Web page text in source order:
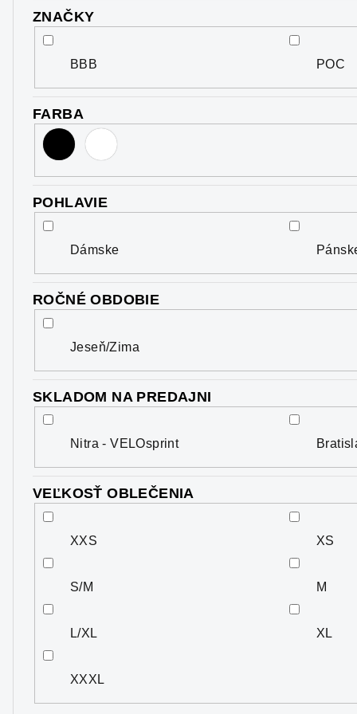
ZNAČKY
BBB POC
FARBA
POHLAVIE
Dámske
ROČNÉ OBDOBIE
Jeseň/Zima
SKLADOM NA PREDAJNI
Nitra - VELOsprint
VEĽKOSŤ OBLEČENIA
XXS XS
S/M M
L/XL XL
XXXL